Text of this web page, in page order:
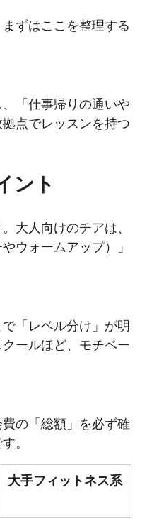
ずはここを整理する
「仕事帰りの通いや
点でレッスンを持つ
ント
大人向けのチアは、
ウォームアップ）」
「レベル分け」が明
ールほど、モチベー
の「総額」を必ず確
。
大手フィットネス系